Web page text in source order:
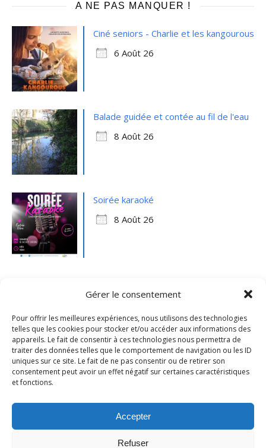
Gérer le consentement
Pour offrir les meilleures expériences, nous utilisons des technologies
telles que les cookies pour stocker et/ou accéder aux informations des
appareils. Le fait de consentir à ces technologies nous permettra de
traiter des données telles que le comportement de navigation ou les ID
uniques sur ce site. Le fait de ne pas consentir ou de retirer son
consentement peut avoir un effet négatif sur certaines caractéristiques
et fonctions.
Accepter
Refuser
A NE PAS MANQUER !
Ciné seniors - Charlie et les kangourous
6 Août 26
Balade guidée et contée au fil de l'eau
8 Août 26
Soirée karaoké
8 Août 26
- Ville de Merville -